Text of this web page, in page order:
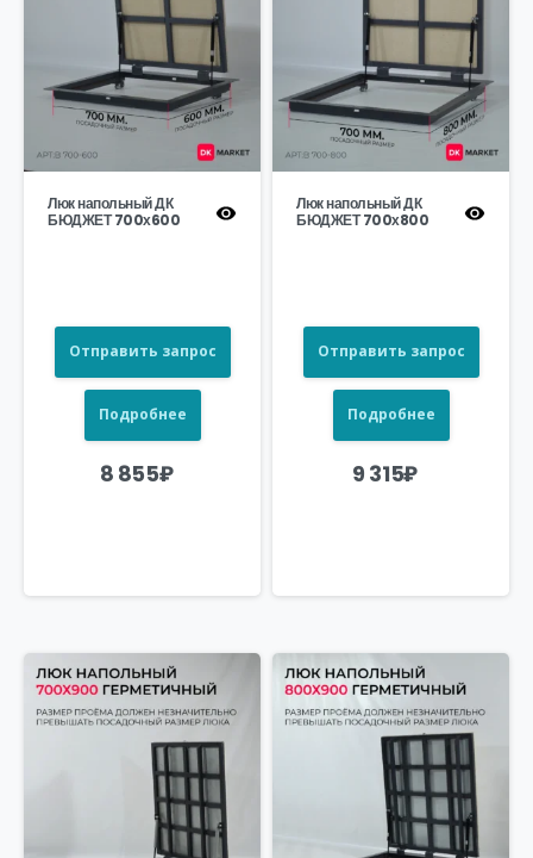
Люк напольный ДК
БЮДЖЕТ 700х600
Отправить запрос
Подробнее
8 855₽
Люк напольный ДК
БЮДЖЕТ 700х800
Отправить запрос
Подробнее
9 315₽